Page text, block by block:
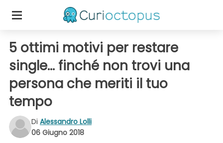
5 ottimi motivi per restare
single... finché non trovi una
persona che meriti il tuo
tempo
Di Alessandro Lolli
06 Giugno 2018